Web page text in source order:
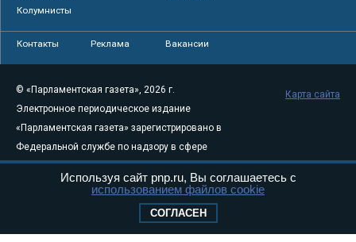
Колумнисты
Контакты Реклама Вакансии
© «Парламентская газета», 2026 г.
Электронное периодическое издание
«Парламентская газета» зарегистрировано в
Федеральной службе по надзору в сфере
связи, информационных технологий и
массовых коммуникаций (Роскомнадзор) 05
Свидетельство о регистрации Эл № ФС77-
Карта сайта
Используя сайт pnp.ru, Вы соглашаетесь с
использованием файлов cookie
СОГЛАСЕН